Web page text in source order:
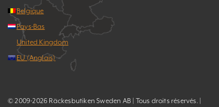
Belgique
Pays-Bas
United Kingdom
EU (Anglais)
© 2009-2026 Räckesbutiken Sweden AB | Tous droits réservés. |